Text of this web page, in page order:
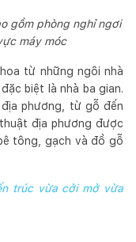
gồm phòng nghỉ ngơi
máy móc
từ những ngôi nhà
biệt là nhà ba gian.
phương, từ gỗ đến
địa phương được
tông, gạch và đồ gỗ
trúc vừa cởi mở vừa